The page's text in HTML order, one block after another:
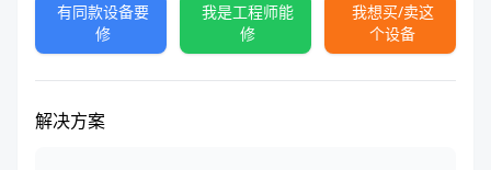
有同款设备要
修
我是工程师能
修
我想买/卖这
个设备
解决方案